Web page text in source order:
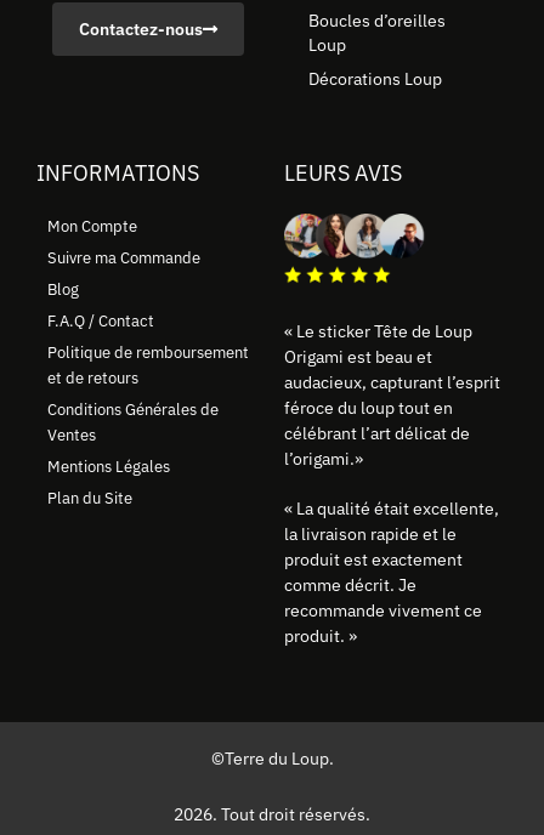
Contactez-nous
Boucles d’oreilles
Loup
Décorations Loup
INFORMATIONS
Mon Compte
Suivre ma Commande
Blog
F.A.Q / Contact
Politique de remboursement
et de retours
Conditions Générales de
Ventes
Mentions Légales
Plan du Site
LEURS AVIS
« Le sticker Tête de Loup
Origami est beau et
audacieux, capturant l’esprit
féroce du loup tout en
célébrant l’art délicat de
l’origami.»
« La qualité était excellente,
la livraison rapide et le
produit est exactement
comme décrit. Je
recommande vivement ce
produit. »
©Terre du Loup.
2026. Tout droit réservés.